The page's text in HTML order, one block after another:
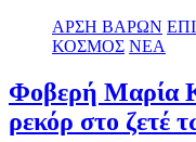
ΑΡΣΗ ΒΑΡΩΝ
ΚΟΣΜΟΣ ΝΕΑ
Φοβερή Μαρία
ρεκόρ στο ζετέ